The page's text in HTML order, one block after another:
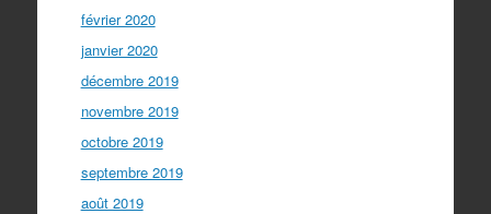
février 2020
janvier 2020
décembre 2019
novembre 2019
octobre 2019
septembre 2019
août 2019